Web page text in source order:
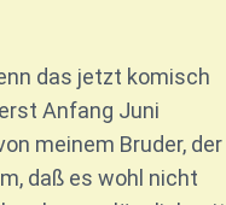
das jetzt komisch
Anfang Juni
meinem Bruder, der
daß es wohl nicht